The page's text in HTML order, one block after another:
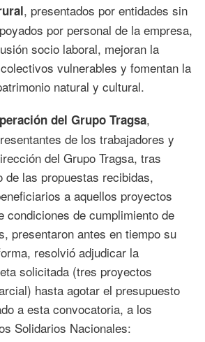
, presentados por entidades sin
por personal de la empresa,
socio laboral, mejoran la
vulnerables y fomentan la
natural y cultural.
del Grupo Tragsa,
de los trabajadores y
del Grupo Tragsa, tras
de las propuestas recibidas,
a aquellos proyectos
condiciones de cumplimiento de
presentaron antes en tiempo su
resolvió adjudicar la
solicitada (tres proyectos
hasta agotar el presupuesto
a esta convocatoria, a los
Solidarios Nacionales: